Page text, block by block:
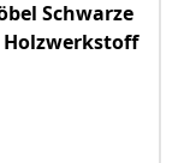
Schwarze
Holzwerkstoff